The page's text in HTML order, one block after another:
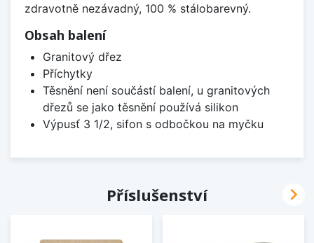
zdravotně nezávadný, 100 % stálobarevný.
Obsah balení
Granitový dřez
Příchytky
Těsnění není součástí balení, u granitových
dřezů se jako těsnění používá silikon
Výpusť 3 1/2, sifon s odbočkou na myčku
Příslušenství 